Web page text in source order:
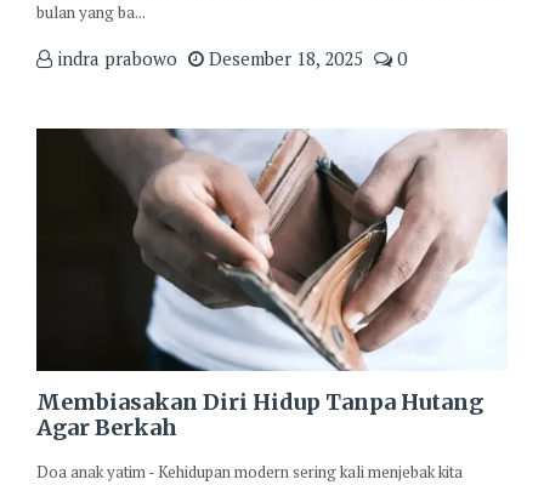
bulan yang ba...
indra prabowo Desember 18, 2025 0
Membiasakan Diri Hidup Tanpa Hutang
Agar Berkah
Doa anak yatim - Kehidupan modern sering kali menjebak kita